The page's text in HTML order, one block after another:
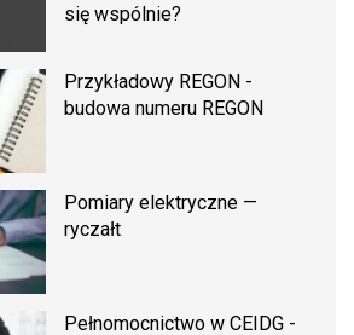
się wspólnie?
Przykładowy REGON -
budowa numeru REGON
Pomiary elektryczne —
ryczałt
Pełnomocnictwo w CEIDG -